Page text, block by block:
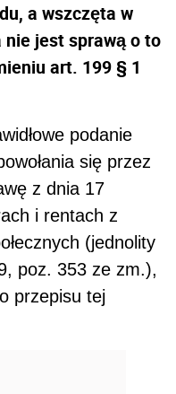
a wszczęta w
jest sprawą o to
art. 199 § 1
podanie
się przez
z dnia 17
i rentach z
(jednolity
poz. 353 ze zm.),
przepisu tej